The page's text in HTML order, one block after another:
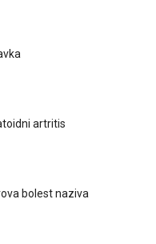
artritis
bolest naziva